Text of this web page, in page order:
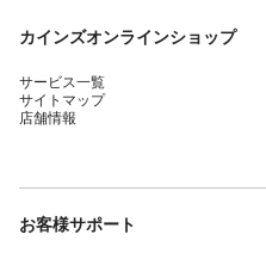
カインズオンラインショップ
サービス一覧
サイトマップ
店舗情報
お客様サポート